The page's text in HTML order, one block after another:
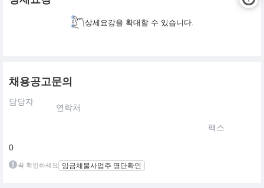
상세요강을 확대할 수 있습니다.
채용공고문의
담당자
연락처
팩스
0
꼭 확인하세요 임금체불사업주 명단확인